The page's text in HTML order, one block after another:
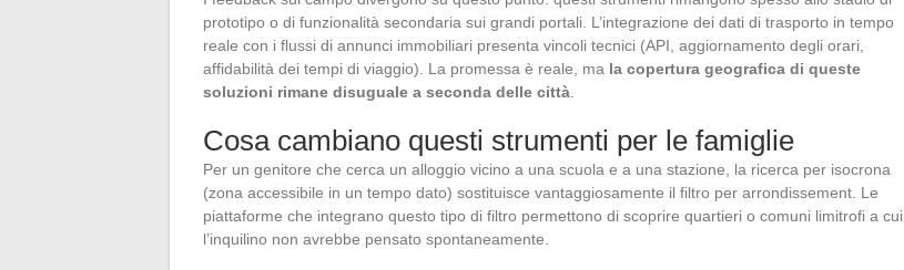
prototipo o di funzionalità secondaria sui grandi portali. L’integrazione dei dati di trasporto in tempo
reale con i flussi di annunci immobiliari presenta vincoli tecnici (API, aggiornamento degli orari,
affidabilità dei tempi di viaggio). La promessa è reale, ma la copertura geografica di queste
soluzioni rimane disuguale a seconda delle città
Cosa cambiano questi strumenti per le famiglie
Per un genitore che cerca un alloggio vicino a una scuola e a una stazione, la ricerca per isocrona
(zona accessibile in un tempo dato) sostituisce vantaggiosamente il filtro per arrondissement. Le
piattaforme che integrano questo tipo di filtro permettono di scoprire quartieri o comuni limitrofi a cui
l’inquilino non avrebbe pensato spontaneamente.